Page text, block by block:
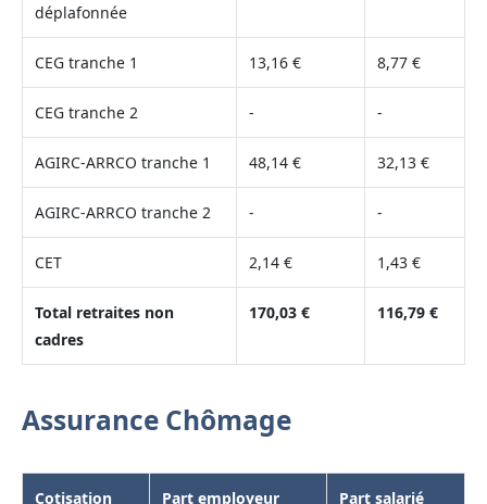
déplafonnée
CEG tranche 1 13,16 € 8,77 €
CEG tranche 2 - -
AGIRC-ARRCO tranche 1 48,14 € 32,13 €
AGIRC-ARRCO tranche 2 - -
CET 2,14 € 1,43 €
Total retraites non
cadres
170,03 € 116,79 €
Assurance Chômage
Cotisation Part employeur Part salarié